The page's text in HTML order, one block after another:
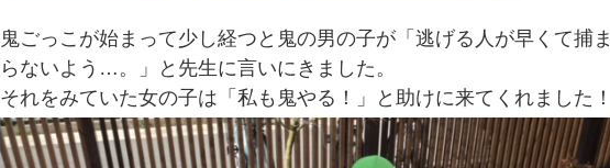
鬼ごっこが始まって少し経つと鬼の男の子が「逃げる人が早くて捕ま
らないよう…。」と先生に言いにきました。
それをみていた女の子は「私も鬼やる！」と助けに来てくれました！